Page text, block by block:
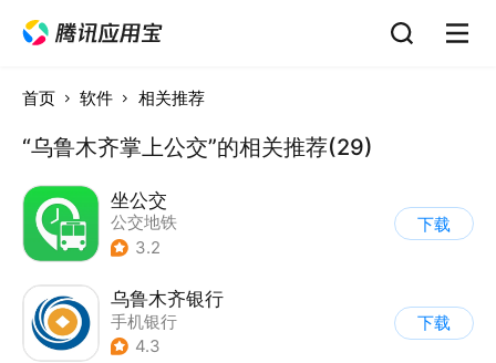
首页 软件 相关推荐
“乌鲁木齐掌上公交”的相关推荐(29)
坐公交
公交地铁
3.2
下载
乌鲁木齐银行
手机银行
4.3
下载